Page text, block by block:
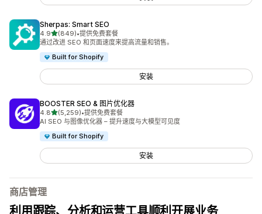
Sherpas: Smart SEO
4.9星（满分 5 星）
(849)
总共 849 条评论
•提供免费套餐
通过改进 SEO 和页面速度来提高流量和销售。
Built for Shopify
安装
BOOSTER SEO & 图片优化器
4.8星（满分 5 星）
(5,259)
总共 5259 条评论
•提供免费套餐
AI SEO 与图像优化器 – 提升速度与大模型可见度
Built for Shopify
安装
商店管理
利用跟踪、分析和运营工具顺利开展业务